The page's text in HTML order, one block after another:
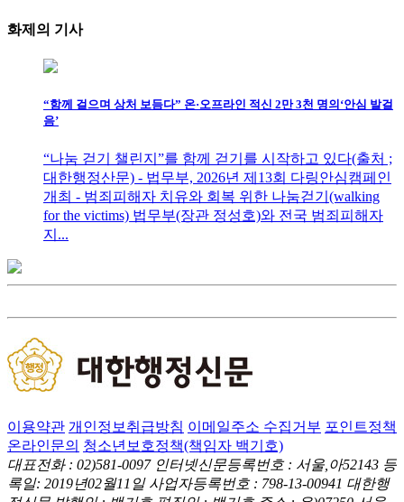
화제의 기사
“함께 걸으며 상처 보듬다” 온·오프라인 적신 2만 3천 명의‘안심 발걸
음’
“나눔 걷기 챌린지”를 함께 걷기를 시작하고 있다(출처 ;
대한행정산문) - 법무부, 2026년 제13회 다링안심캠페인
개최 - 범죄피해자 치유와 회복 위한 나눔걷기(walking
for the victims) 법무부(장관 정성호)와 전국 범죄피해자
지...
이용약관 개인정보취급방침 이메일주소 수집거부 포인트정책
온라인문의 청소년보호정책(책임자 백기호)
대표전화 : 02)581-0097 인터넷신문등록번호 : 서울,아52143 등
록일: 2019년02월11일 사업자등록번호 : 798-13-00941 대한행